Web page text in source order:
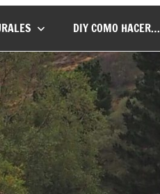
DIY COMO HACER…